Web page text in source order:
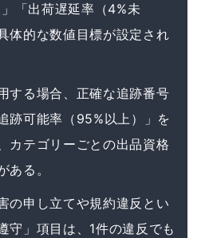
」「出荷遅延率（4%未
体的な数値目標が設定され
する場合、正確な追跡番号
跡可能率（95%以上）」を
カテゴリーごとの出品資格
ある。
の申し立てや規約違反とい
守」項目は、1件の違反でも